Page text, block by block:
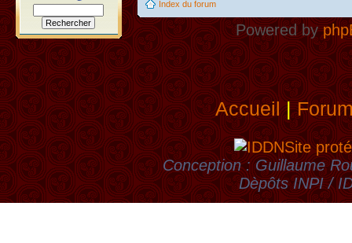
Index du forum
Powered by
Accueil|
Site
Conception : Guillaume
Dèpôts INPI /